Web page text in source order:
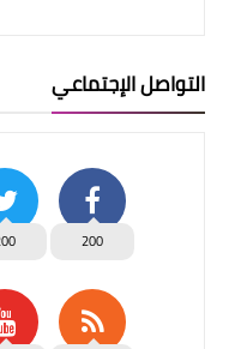
التواصل الإجتماعي
200